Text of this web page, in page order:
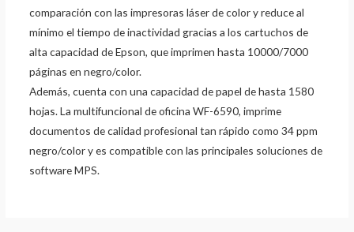
comparación con las impresoras láser de color y reduce al
mínimo el tiempo de inactividad gracias a los cartuchos de
alta capacidad de Epson, que imprimen hasta 10000/7000
páginas en negro/color.
Además, cuenta con una capacidad de papel de hasta 1580
hojas. La multifuncional de oficina WF-6590, imprime
documentos de calidad profesional tan rápido como 34 ppm
negro/color y es compatible con las principales soluciones de
software MPS.